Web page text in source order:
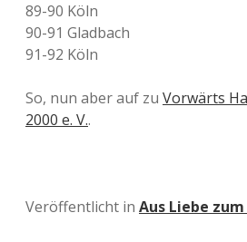
89-90 Köln
90-91 Gladbach
91-92 Köln
So, nun aber auf zu Vorwärts
2000 e. V..
Veröffentlicht in Aus Liebe